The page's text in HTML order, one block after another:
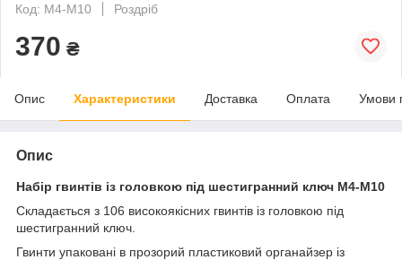
Код: М4-М10
Роздріб
370 ₴
Опис Характеристики Доставка Оплата Умови
Опис
Набір гвинтів із головкою під шестигранний ключ М4-М10
Складається з 106 високоякісних гвинтів із головкою під
шестигранний ключ.
Гвинти упаковані в прозорий пластиковий органайзер із